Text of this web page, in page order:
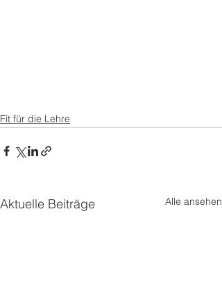
Fit für die Lehre
Aktuelle Beiträge Alle ansehen